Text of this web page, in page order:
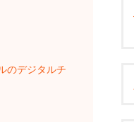
のデジタルチ